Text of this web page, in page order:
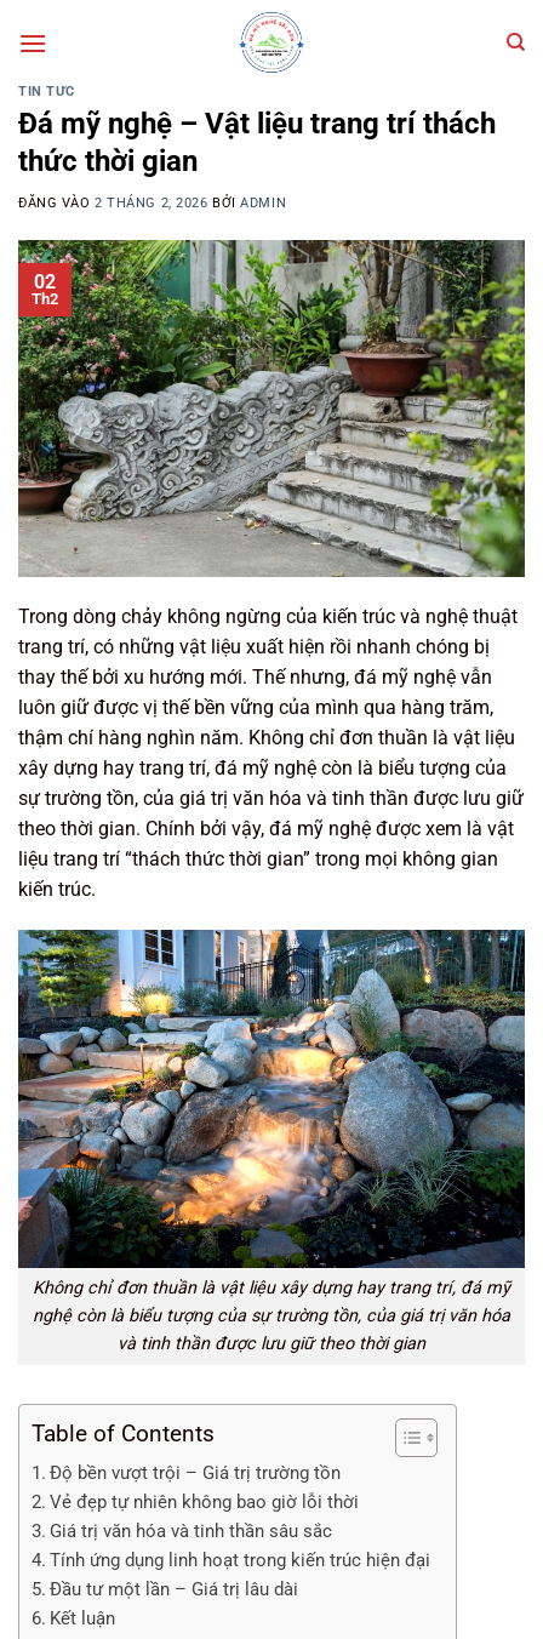
qua
TIN TỨC
Đá mỹ nghệ – Vật liệu trang trí thách
thức thời gian
ĐĂNG VÀO2 THÁNG 2, 2026 BỞIADMIN
02
Th2
Trong dòng chảy không ngừng của kiến trúc và nghệ thuật
trang trí, có những vật liệu xuất hiện rồi nhanh chóng bị
thay thế bởi xu hướng mới. Thế nhưng, đá mỹ nghệ vẫn
luôn giữ được vị thế bền vững của mình qua hàng trăm,
thậm chí hàng nghìn năm. Không chỉ đơn thuần là vật liệu
xây dựng hay trang trí, đá mỹ nghệ còn là biểu tượng của
sự trường tồn, của giá trị văn hóa và tinh thần được lưu giữ
theo thời gian. Chính bởi vậy, đá mỹ nghệ được xem là vật
liệu trang trí “thách thức thời gian” trong mọi không gian
kiến trúc.
Không chỉ đơn thuần là vật liệu xây dựng hay trang trí, đá mỹ
nghệ còn là biểu tượng của sự trường tồn, của giá trị văn hóa
và tinh thần được lưu giữ theo thời gian
Table of Contents
Độ bền vượt trội – Giá trị trường tồn
Vẻ đẹp tự nhiên không bao giờ lỗi thời
Giá trị văn hóa và tinh thần sâu sắc
Tính ứng dụng linh hoạt trong kiến trúc hiện đại
Đầu tư một lần – Giá trị lâu dài
Kết luận